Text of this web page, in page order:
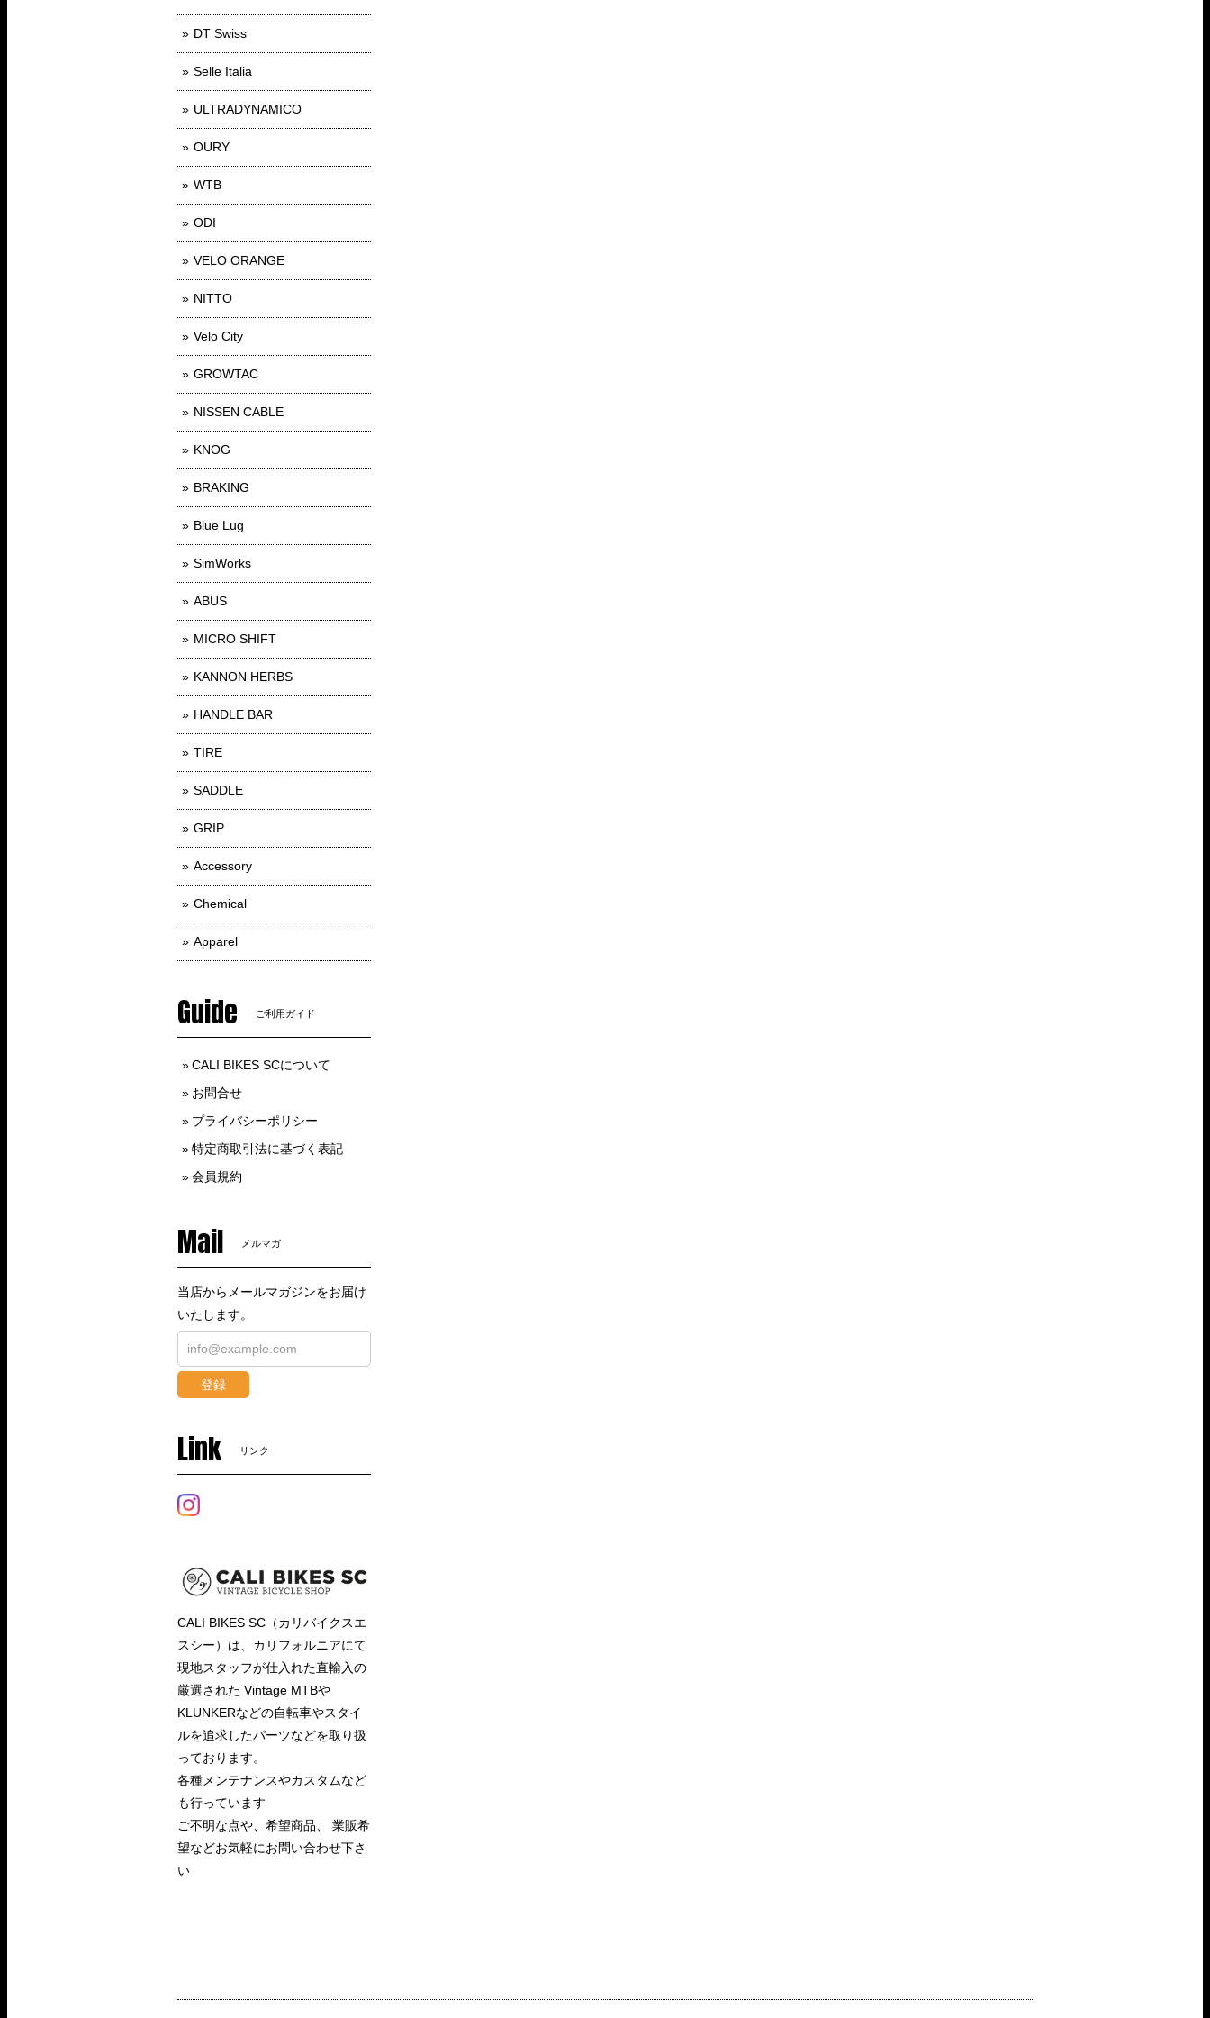
DT Swiss
Selle Italia
ULTRADYNAMICO
OURY
WTB
ODI
VELO ORANGE
NITTO
Velo City
GROWTAC
NISSEN CABLE
KNOG
BRAKING
Blue Lug
SimWorks
ABUS
MICRO SHIFT
KANNON HERBS
HANDLE BAR
TIRE
SADDLE
GRIP
Accessory
Chemical
Apparel
Guide ご利用ガイド
CALI BIKES SCについて
お問合せ
プライバシーポリシー
特定商取引法に基づく表記
会員規約
Mail メルマガ
当店からメールマガジンをお届け
いたします。
登録
Link リンク
CALI BIKES SC（カリバイクスエ
スシー）は、カリフォルニアにて
現地スタッフが仕入れた直輸入の
厳選された Vintage MTBや
KLUNKERなどの自転車やスタイ
ルを追求したパーツなどを取り扱
っております。
各種メンテナンスやカスタムなど
も行っています
ご不明な点や、希望商品、 業販希
望などお気軽にお問い合わせ下さ
い